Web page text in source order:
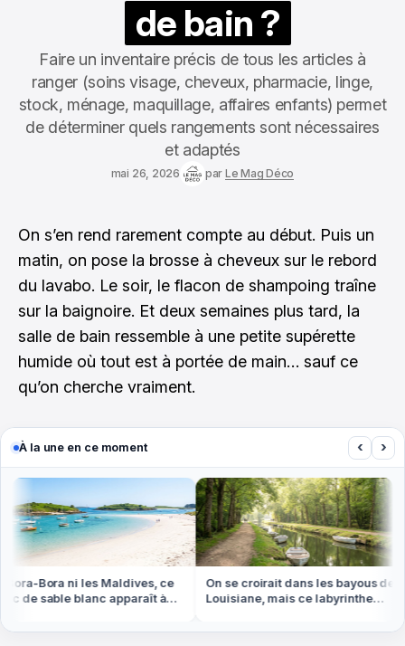
de bain ?
Faire un inventaire précis de tous les articles à
ranger (soins visage, cheveux, pharmacie, linge,
stock, ménage, maquillage, affaires enfants) permet
de déterminer quels rangements sont nécessaires
et adaptés
mai 26, 2026 par Le Mag Déco
On s’en rend rarement compte au début. Puis un
matin, on pose la brosse à cheveux sur le rebord
du lavabo. Le soir, le flacon de shampoing traîne
sur la baignoire. Et deux semaines plus tard, la
salle de bain ressemble à une petite supérette
humide où tout est à portée de main… sauf ce
qu’on cherche vraiment.
À la une en ce moment ‹ ›
Bora ni les Maldives, ce
de sable blanc apparaît à
On se croirait dans les bayous de
Louisiane, mais ce labyrinthe